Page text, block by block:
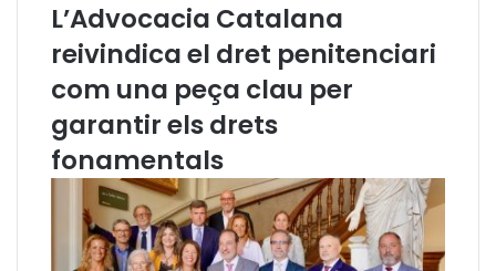
s
a
d
l
s
r
d
L’Advocacia Catalana
reivindica el dret penitenciari
com una peça clau per
garantir els drets
fonamentals